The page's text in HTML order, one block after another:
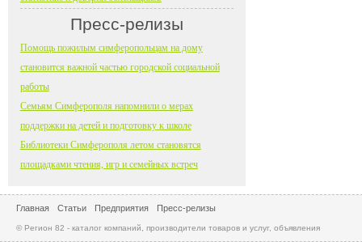
Пресс-релизы
Помощь пожилым симферопольцам на дому
становится важной частью городской социальной
работы
Семьям Симферополя напомнили о мерах
поддержки на детей и подготовку к школе
Библиотеки Симферополя летом становятся
площадками чтения, игр и семейных встреч
Главная Статьи Предприятия Пресс-релизы
© Регион 82 - каталог компаний, производители товаров и услуг, объявления